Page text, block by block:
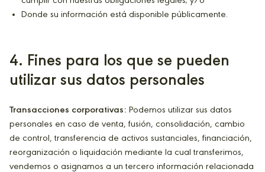
Donde su información está disponible públicamente.
4. Fines para los que se pueden
utilizar sus datos personales
Transacciones corporativas: Podemos utilizar sus datos
personales en caso de venta, fusión, consolidación, cambio
de control, transferencia de activos sustanciales, financiación,
reorganización o liquidación mediante la cual transferimos,
vendemos o asignamos a un tercero información relacionada